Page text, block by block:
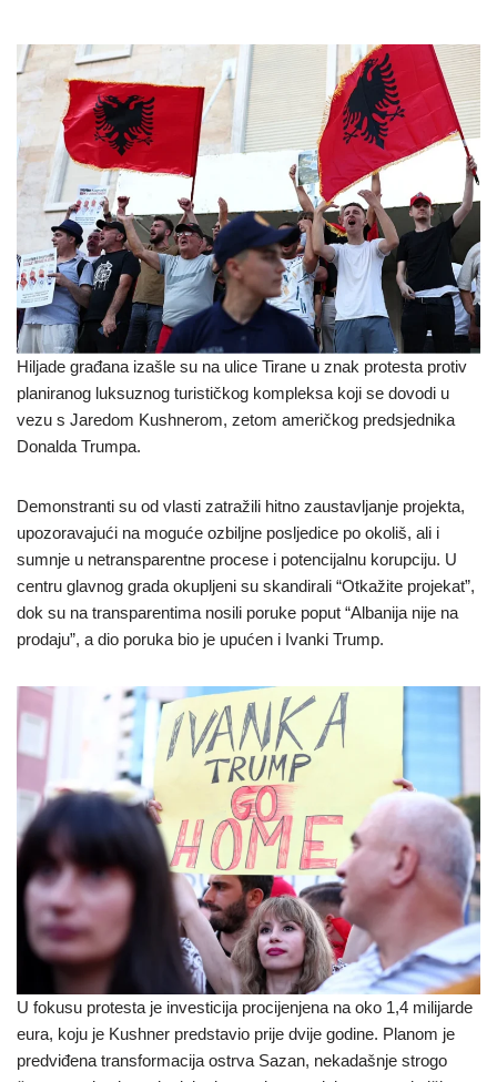
Hiljade građana izašle su na ulice Tirane u znak protesta protiv
planiranog luksuznog turističkog kompleksa koji se dovodi u
vezu s Jaredom Kushnerom, zetom američkog predsjednika
Donalda Trumpa.
Demonstranti su od vlasti zatražili hitno zaustavljanje projekta,
upozoravajući na moguće ozbiljne posljedice po okoliš, ali i
sumnje u netransparentne procese i potencijalnu korupciju. U
centru glavnog grada okupljeni su skandirali “Otkažite projekat”,
dok su na transparentima nosili poruke poput “Albanija nije na
prodaju”, a dio poruka bio je upućen i Ivanki Trump.
U fokusu protesta je investicija procijenjena na oko 1,4 milijarde
eura, koju je Kushner predstavio prije dvije godine. Planom je
predviđena transformacija ostrva Sazan, nekadašnje strogo